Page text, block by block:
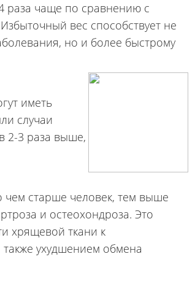
раза чаще по сравнению с
вес способствует не
но и более быстрому
иметь
случаи
2-3 раза выше,
старше человек, тем выше
и остеохондроза. Это
хрящевой ткани к
ухудшением обмена